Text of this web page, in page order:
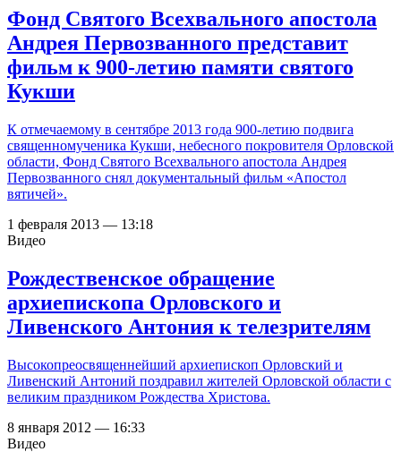
Фонд Святого Всехвального апостола
Андрея Первозванного представит
фильм к 900-летию памяти святого
Кукши
К отмечаемому в сентябре 2013 года 900-летию подвига
священномученика Кукши, небесного покровителя Орловской
области, Фонд Святого Всехвального апостола Андрея
Первозванного снял документальный фильм «Апостол
вятичей».
1 февраля 2013 — 13:18
Видео
Рождественское обращение
архиепископа Орловского и
Ливенского Антония к телезрителям
Высокопреосвященнейший архиепископ Орловский и
Ливенский Антоний поздравил жителей Орловской области с
великим праздником Рождества Христова.
8 января 2012 — 16:33
Видео